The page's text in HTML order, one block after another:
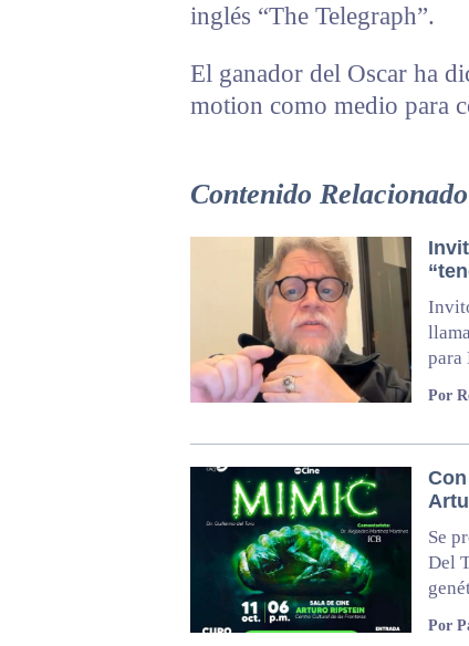
inglés “The Telegraph”.
El ganador del Oscar ha
motion como medio para
Contenido Relacionado
para
Por
Se
Del
Por